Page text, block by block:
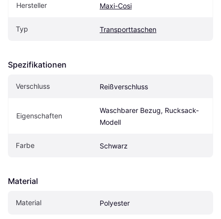
Hersteller Maxi-Cosi
Typ Transporttaschen
Spezifikationen
Verschluss Reißverschluss
Eigen­schaften
Waschbarer Bezug, Rucksack-
Modell
Farbe Schwarz
Material
Material Polyester